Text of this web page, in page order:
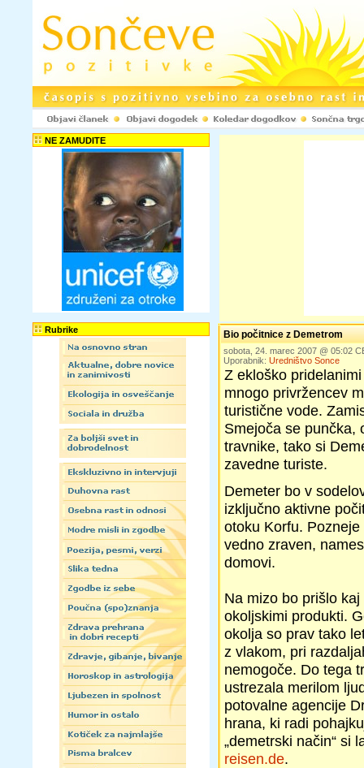
NE ZAMUDITE
Rubrike Bio počitnice z Demetrom
sobota, 24. marec 2007 @ 05:02
Uporabnik: Uredništvo Sonce
Z ekloško
mnogo privržencev
turistične vode.
Smejoča se punčka,
travnike, tako si
zavedne turiste.
Demeter bo v
izključno aktivne
otoku Korfu.
vedno zraven,
domovi.
Na mizo bo prišlo
okoljskimi produkti.
okolja so prav tako
z vlakom, pri
nemogoče. Do tega
ustrezala merilom
potovalne agencije
hrana, ki radi
„demetrski način“ si
reisen.de.